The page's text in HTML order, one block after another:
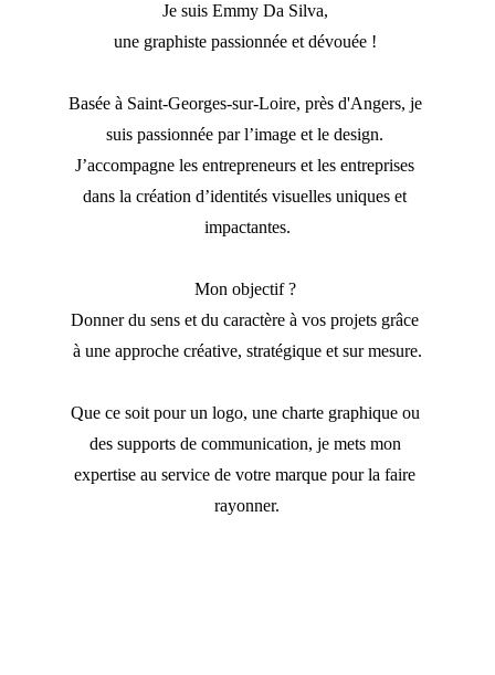
Je suis Emmy Da Silva,
une graphiste passionnée et dévouée !
Basée à Saint-Georges-sur-Loire, près d'Angers, je
suis passionnée par l’image et le design.
J’accompagne les entrepreneurs et les entreprises
dans la création d’identités visuelles uniques et
impactantes.
Mon objectif ?
Donner du sens et du caractère à vos projets grâce
à une approche créative, stratégique et sur mesure.
Que ce soit pour un logo, une charte graphique ou
des supports de communication, je mets mon
expertise au service de votre marque pour la faire
rayonner.